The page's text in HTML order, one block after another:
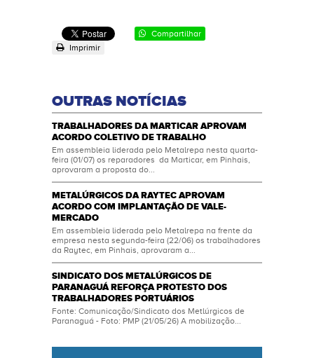
Compartilhar
Imprimir
OUTRAS NOTÍCIAS
TRABALHADORES DA MARTICAR APROVAM
ACORDO COLETIVO DE TRABALHO
Em assembleia liderada pelo Metalrepa nesta quarta-
feira (01/07) os reparadores da Marticar, em Pinhais,
aprovaram a proposta do...
METALÚRGICOS DA RAYTEC APROVAM
ACORDO COM IMPLANTAÇÃO DE VALE-
MERCADO
Em assembleia liderada pelo Metalrepa na frente da
empresa nesta segunda-feira (22/06) os trabalhadores
da Raytec, em Pinhais, aprovaram a...
SINDICATO DOS METALÚRGICOS DE
PARANAGUÁ REFORÇA PROTESTO DOS
TRABALHADORES PORTUÁRIOS
Fonte: Comunicação/Sindicato dos Metlúrgicos de
Paranaguá - Foto: PMP (21/05/26) A mobilização...